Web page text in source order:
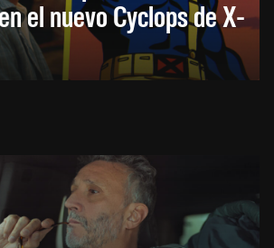
el nuevo Cyclops de X-